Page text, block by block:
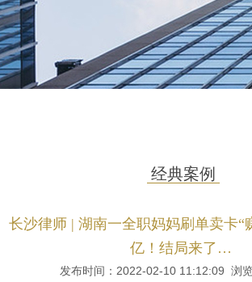
经典案例
长沙律师 | 湖南一全职妈妈刷单卖卡“
亿！结局来了…
发布时间：2022-02-10 11:12:09 浏览